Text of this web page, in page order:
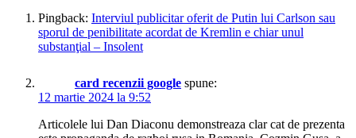
Pingback: Interviul publicitar oferit de Putin lui Carlson sau
sporul de penibilitate acordat de Kremlin e chiar unul
substanţial – Insolent
card recenzii google spune:
12 martie 2024 la 9:52
Articolele lui Dan Diaconu demonstreaza clar cat de prezenta